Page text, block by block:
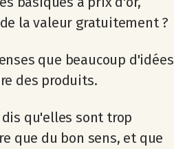
la valeur gratuitement ?
que beaucoup d'idées
des produits.
qu'elles sont trop
que du bon sens, et que